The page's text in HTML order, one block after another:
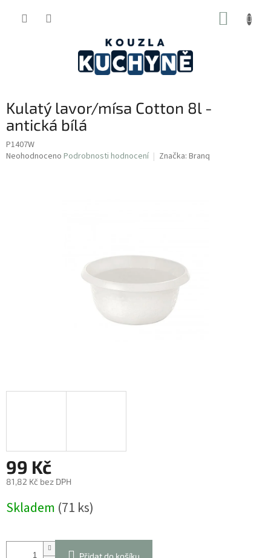
Kulatý lavor/mísa Cotton 8l -
antická bílá
P1407W
Průměrné
Neohodnoceno Podrobnosti hodnocení Značka: Branq
99 Kč
81,82 Kč bez DPH
cena:
Skladem (71 ks)